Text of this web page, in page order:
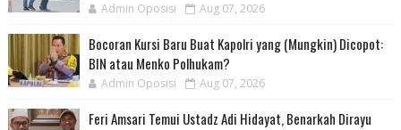
Admin Oposisi Aug 07, 2026
Bocoran Kursi Baru Buat Kapolri yang (Mungkin) Dicopot:
BIN atau Menko Polhukam?
Admin Oposisi Aug 07, 2026
Feri Amsari Temui Ustadz Adi Hidayat, Benarkah Dirayu